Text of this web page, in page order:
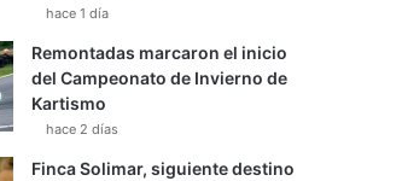
hace 1 día
Remontadas marcaron el inicio
del Campeonato de Invierno de
Kartismo
hace 2 días
Finca Solimar, siguiente destino